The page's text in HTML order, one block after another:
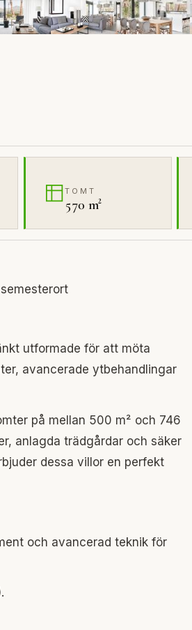
TOMT
570 m²
utformade för att möta
avancerade ytbehandlingar
på mellan 500 m² och 746
anlagda trädgårdar och säker
dessa villor en perfekt
och avancerad teknik för